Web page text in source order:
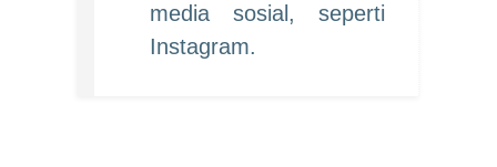
media sosial, seperti
Instagram.